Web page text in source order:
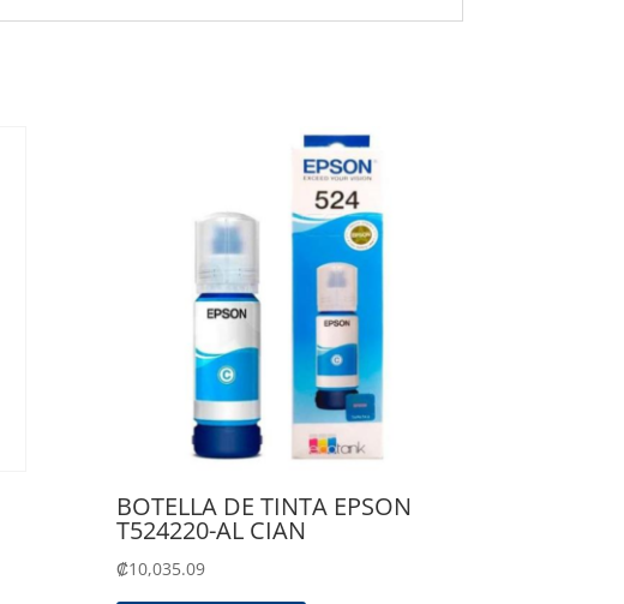
BOTELLA DE TINTA EPSON
T524220-AL CIAN
₡10,035.09